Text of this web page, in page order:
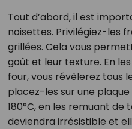
Tout d’abord, il est
noisettes. Privilégiez-les
grillées. Cela vous
goût et leur texture. En
four, vous révèlerez tous
placez-les sur une
180°C, en les remuant
deviendra irrésistible et